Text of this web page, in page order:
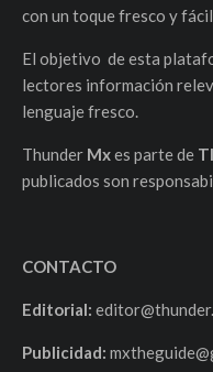
con un toque fresco y
El objetivo de esta
lectores información
lenguaje fresco.
Thunder Mxes parte de
publicados son
CONTACTO
Editorial:
Publicidad: